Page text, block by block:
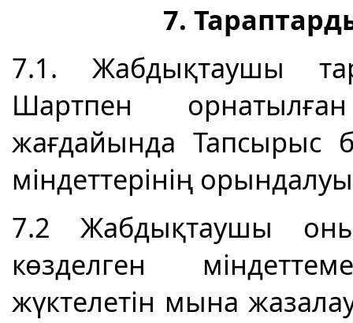
7.
7.1. Жабдықтаушы
Шартпен
жағдайында Тапсырыс
міндеттерінің
7.2 Жабдықтаушы
көзделген
жүктелетін мына